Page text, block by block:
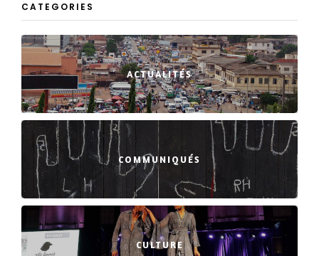
CATEGORIES
ACTUALITÉS
COMMUNIQUÉS
CULTURE